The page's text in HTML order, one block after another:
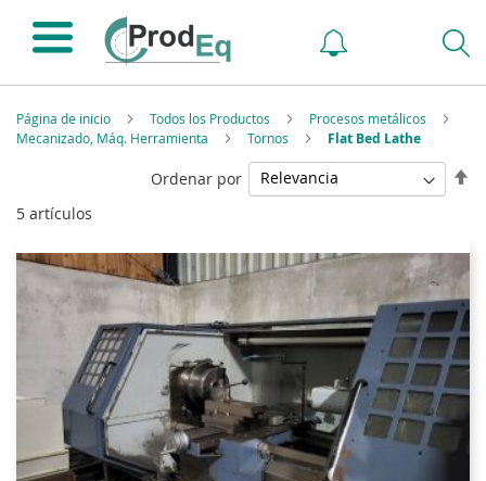
Página de inicio Todos los Productos
Procesos metálicos
Mecanizado, Máq. Herramienta
Tornos Flat Bed Lathe
5 artículos
Ordenar por